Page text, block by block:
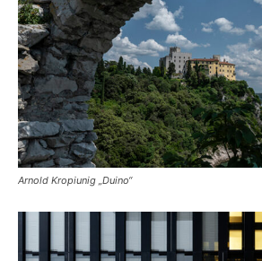
Arnold Kropiunig „Duino“